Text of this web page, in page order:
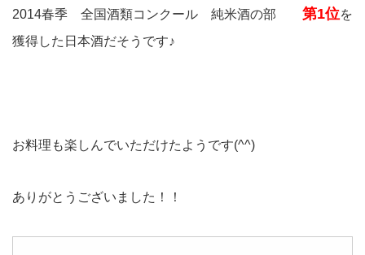
2014春季 全国酒類コンクール 純米酒の部 第1位を
獲得した日本酒だそうです♪
お料理も楽しんでいただけたようです(^^)
ありがとうございました！！